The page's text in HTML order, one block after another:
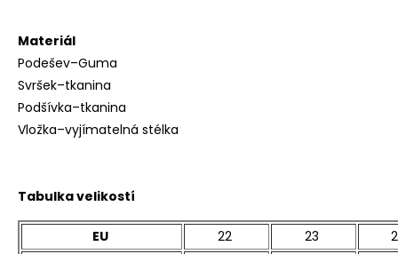
Materiál
Podešev–Guma
Svršek–tkanina
Podšívka–tkanina
Vložka–vyjímatelná stélka
Tabulka velikostí
EU 22 23